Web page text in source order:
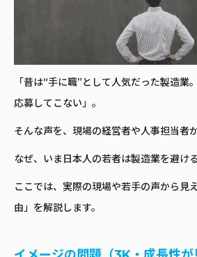
「昔は“手に職”として人気だった製造業
応募してこない」。
そんな声を、現場の経営者や人事担当者
なぜ、いま日本人の若者は製造業を避け
ここでは、実際の現場や若手の声から見
由」を解説します。